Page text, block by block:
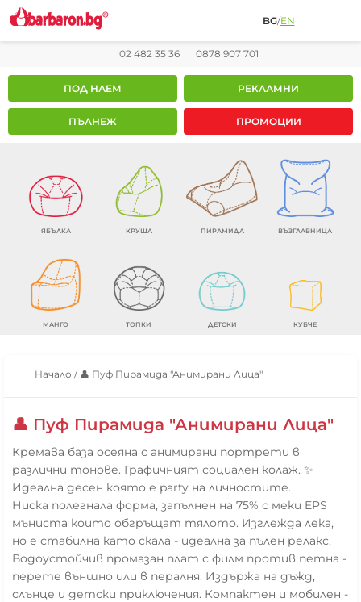
BG/EN
02 482 35 36 0878 907 701
ПОД НАЕМ РЕКЛАМНИ
ПЪЛНЕЖ ПРОМОЦИИ
ЯБЪЛКА КРУША ПИРАМИДА ВЪЗГЛАВНИЦА
МАНГО ТОПКИ ДЕТСКИ КУБЧЕ
Начало / 👤 Пуф Пирамида "Анимирани Лица"
👤 Пуф Пирамида "Анимирани Лица"
Кремава база осеяна с анимирани портрети в
различни тонове. Графичният социален колаж. ✨
Идеална десен която е party на личностите.
Ниска полегнала форма, запълнен на 75% с меки EPS
мъниста които обгръщат тялото. Изглежда лека,
но е стабилна като скала - идеална за пълен релакс.
Водоустойчив промазан плат с филм против петна -
перете външно или в пералня. Издържа на дъжд,
слънце и детски приключения. Компактен и мобилен -